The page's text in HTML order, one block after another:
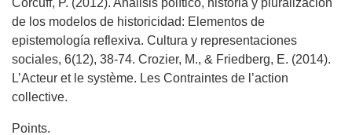
Corcuff, P. (2012). Análisis político, historia y pluralización
de los modelos de historicidad: Elementos de
epistemología reflexiva. Cultura y representaciones
sociales, 6(12), 38-74. Crozier, M., & Friedberg, E. (2014).
L’Acteur et le système. Les Contraintes de l’action
collective.
Points.